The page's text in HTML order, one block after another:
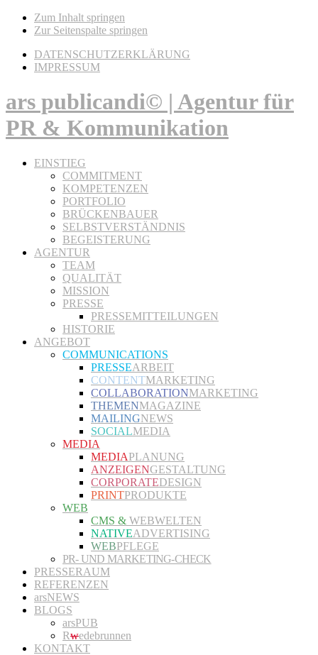
Zum Inhalt springen
Zur Seitenspalte springen
DATENSCHUTZERKLÄRUNG
IMPRESSUM
ars publicandi© | Agentur für
PR & Kommunikation
EINSTIEG
COMMITMENT
KOMPETENZEN
PORTFOLIO
BRÜCKENBAUER
SELBSTVERSTÄNDNIS
BEGEISTERUNG
AGENTUR
TEAM
QUALITÄT
MISSION
PRESSE
PRESSEMITTEILUNGEN
HISTORIE
ANGEBOT
COMMUNICATIONS
PRESSEARBEIT
CONTENTMARKETING
COLLABORATIONMARKETING
THEMENMAGAZINE
MAILINGNEWS
SOCIALMEDIA
MEDIA
MEDIAPLANUNG
ANZEIGENGESTALTUNG
CORPORATEDESIGN
PRINTPRODUKTE
WEB
CMS & WEBWELTEN
NATIVEADVERTISING
WEBPFLEGE
PR- UND MARKETING-CHECK
PRESSERAUM
REFERENZEN
arsNEWS
BLOGS
arsPUB
Rwedebrunnen
KONTAKT